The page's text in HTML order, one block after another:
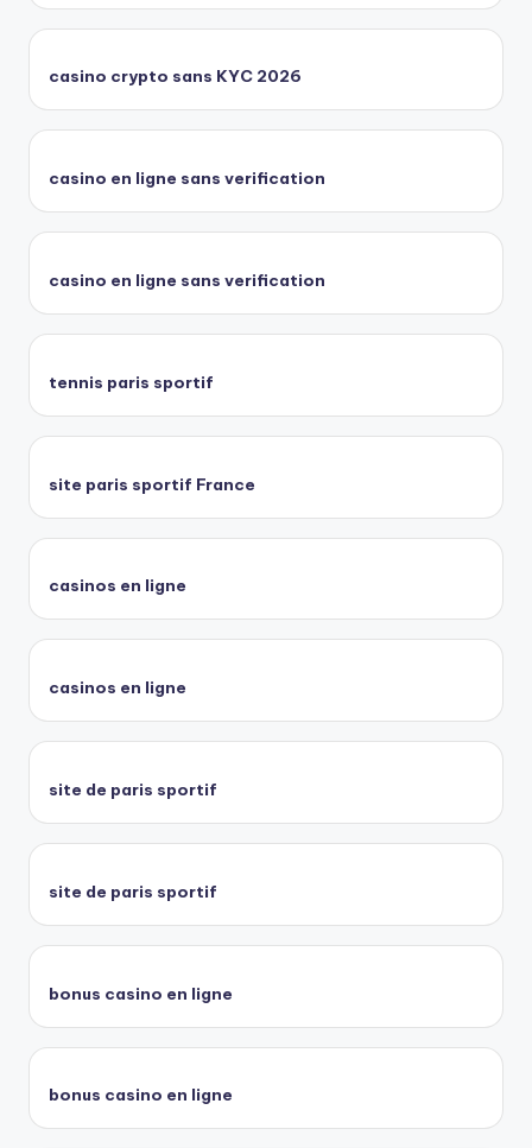
casino crypto sans KYC 2026
casino en ligne sans verification
casino en ligne sans verification
tennis paris sportif
site paris sportif France
casinos en ligne
casinos en ligne
site de paris sportif
site de paris sportif
bonus casino en ligne
bonus casino en ligne